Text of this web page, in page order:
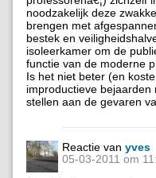
noodzakelijk deze
brengen met
bestek en
isoleerkamer om de
functie van de moderne
Is het niet beter (en
improductieve
stellen aan de gevaren
Reactie van yves
05-03-2011 om